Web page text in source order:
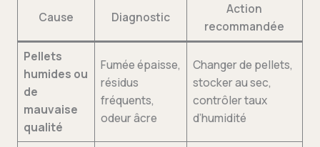
Cause Diagnostic
Action
recommandée
Pellets
humides ou
de
mauvaise
qualité
Fumée épaisse,
résidus
fréquents,
odeur âcre
Changer de pellets,
stocker au sec,
contrôler taux
d’humidité